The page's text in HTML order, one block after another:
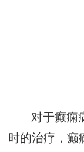
对于癫痫
时的治疗，癫